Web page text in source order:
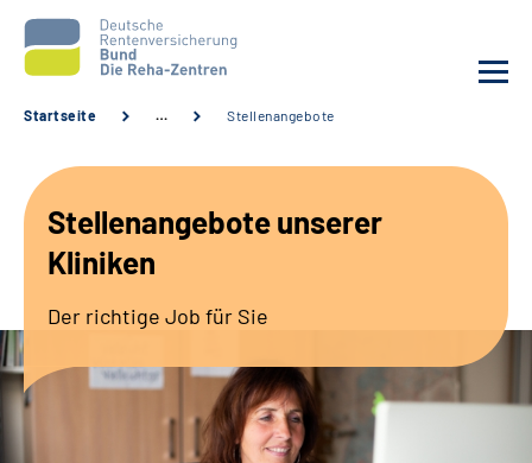
Unsere Kliniken
Sozialdienste & Zuweisende
Startseite … Stellenangebote
Stellenangebote unserer
Kliniken
Der richtige Job für Sie